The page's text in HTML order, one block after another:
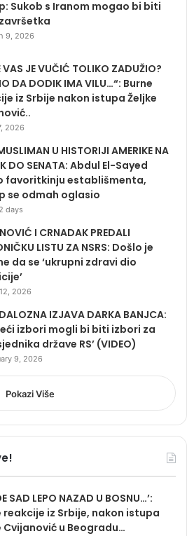
Sukob s Iranom mogao bi biti
9, 2026
VAS JE VUČIĆ TOLIKO ZADUŽIO?
DA DODIK IMA VILU…“: Burne
iz Srbije nakon istupa Željke
2026
U HISTORIJI AMERIKE NA
DO SENATA: Abdul El-Sayed
favoritkinju establišmenta,
se odmah oglasio
days
I CRNADAK PREDALI
LISTU ZA NSRS: Došlo je
da se ‘ukrupni zdravi dio
2026
IZJAVA DARKA BANJCA:
izbori mogli bi biti izbori za
države RS’ (VIDEO)
9, 2026
Pokazi Više
SAD LEPO NAZAD U BOSNU…’:
reakcije iz Srbije, nakon istupa
Cvijanović u Beogradu…